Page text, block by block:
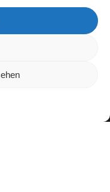
Erfahrung auf
welche Cookies wir